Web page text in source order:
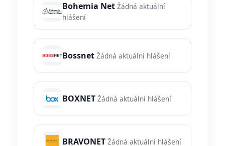
Bohemia Net Žádná aktuální
hlášení
Bossnet Žádná aktuální hlášení
BOXNET Žádná aktuální hlášení
BRAVONET Žádná aktuální hlášení